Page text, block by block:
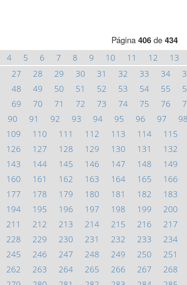
Página 406de 434
4 5 6 7 8 9 10 11 12 13
27 28 29 30 31 32 33 34
48 49 50 51 52 53 54 55
69 70 71 72 73 74 75 76
90 91 92 93 94 95 96 97 98
109 110 111 112 113 114 115
126 127 128 129 130 131 132
143 144 145 146 147 148 149
160 161 162 163 164 165 166
177 178 179 180 181 182 183
194 195 196 197 198 199 200
211 212 213 214 215 216 217
228 229 230 231 232 233 234
245 246 247 248 249 250 251
262 263 264 265 266 267 268